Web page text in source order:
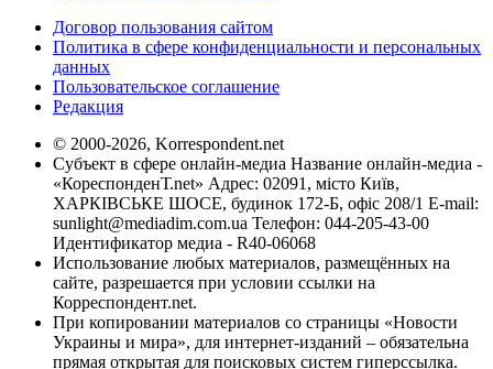
Договор пользования сайтом
Политика в сфере конфиденциальности и персональных
данных
Пользовательское соглашение
Редакция
© 2000-2026, Korrespondent.net
Субъект в сфере онлайн-медиа Название онлайн-медиа -
«КореспонденТ.net» Адрес: 02091, місто Київ,
ХАРКІВСЬКЕ ШОСЕ, будинок 172-Б, офіс 208/1 E-mail:
sunlight@mediadim.com.ua Телефон: 044-205-43-00
Идентификатор медиа - R40-06068
Использование любых материалов, размещённых на
сайте, разрешается при условии ссылки на
Корреспондент.net.
При копировании материалов со страницы «Новости
Украины и мира», для интернет-изданий – обязательна
прямая открытая для поисковых систем гиперссылка.